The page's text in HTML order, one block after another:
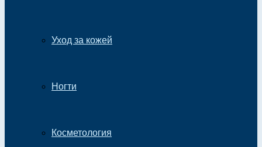
Уход за кожей
Ногти
Косметология